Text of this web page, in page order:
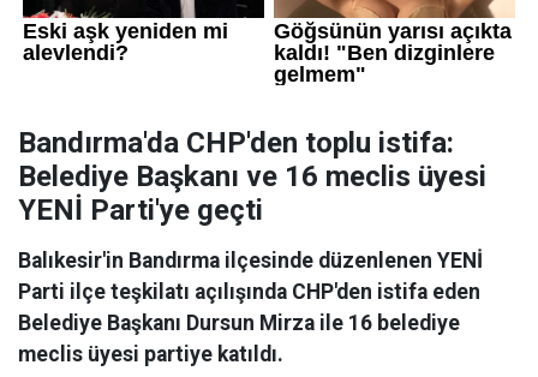
Bandırma'da CHP'den toplu istifa:
Belediye Başkanı ve 16 meclis üyesi
YENİ Parti'ye geçti
Balıkesir'in Bandırma ilçesinde düzenlenen YENİ
Parti ilçe teşkilatı açılışında CHP'den istifa eden
Belediye Başkanı Dursun Mirza ile 16 belediye
meclis üyesi partiye katıldı.